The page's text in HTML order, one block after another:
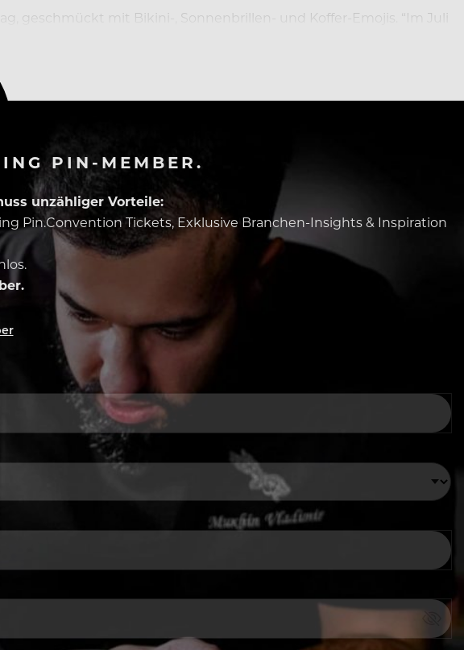
geschmückt mit Bikini-, Sonnenbrillen- und Koffer-Emojis. “Im Juli
die höchsten Gesundheitsstandards sicherstellen.”
PIN-MEMBER.
unzähliger Vorteile:
Pin.Convention Tickets, Exklusive Branchen-Insights & Inspiration